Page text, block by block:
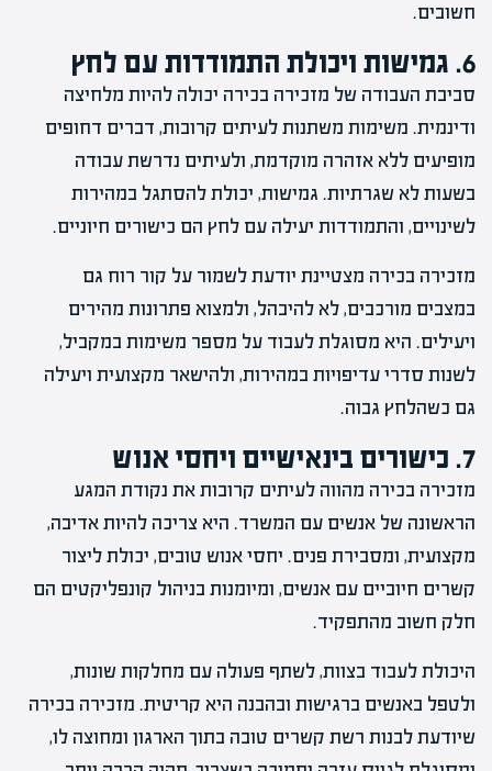
חשובים.
6. גמישות ויכולת התמודדות עם לחץ
סביבת העבודה של מזכירה בכירה יכולה להיות מלחיצה
ודינמית. משימות משתנות לעיתים קרובות, דברים דחופים
מופיעים ללא אזהרה מוקדמת, ולעיתים נדרשת עבודה
בשעות לא שגרתיות. גמישות, יכולת להסתגל במהירות
לשינויים, והתמודדות יעילה עם לחץ הם כישורים חיוניים.
מזכירה בכירה מצטיינת יודעת לשמור על קור רוח גם
במצבים מורכבים, לא להיבהל, ולמצוא פתרונות מהירים
ויעילים. היא מסוגלת לעבוד על מספר משימות במקביל,
לשנות סדרי עדיפויות במהירות, ולהישאר מקצועית ויעילה
גם כשהלחץ גבוה.
7. כישורים בינאישיים ויחסי אנוש
מזכירה בכירה מהווה לעיתים קרובות את נקודת המגע
הראשונה של אנשים עם המשרד. היא צריכה להיות אדיבה,
מקצועית, ומסבירת פנים. יחסי אנוש טובים, יכולת ליצור
קשרים חיוביים עם אנשים, ומיומנות בניהול קונפליקטים הם
חלק חשוב מהתפקיד.
היכולת לעבוד בצוות, לשתף פעולה עם מחלקות שונות,
ולטפל באנשים ברגישות ובהבנה היא קריטית. מזכירה בכירה
שיודעת לבנות רשת קשרים טובה בתוך הארגון ומחוצה לו,